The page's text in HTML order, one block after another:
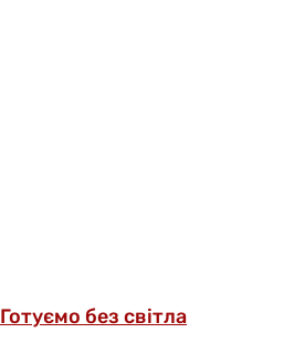
Готуємо без світла